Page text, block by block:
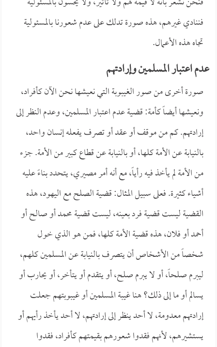
فننادي غيرهم، هذه صورة تدلك على عدم شعورنا بالمسئولية
تجاه هذه الأعمال.
عدم اعتبار المسلمين وإرادتهم
صورة أخرى من صور الغيبوبة التي نعيشها نحن الآن كأفراد،
ونعيشها أيضاً كأمة: قضية عدم اعتبار المسلمين، وعدم النظر إلى
إرادتهم. كم من موقف أو عقد أو تصرف يفعله إنسان واحد،
بالنيابة عن الأمة كلها، أو بالنيابة عن قطاع كبير من الأمة. جزء
من الأمة لم يأخذ فيه رأياً، مع أنه أمر مصيري، يتحدد بناءً عليه
أشياء كثيرة. فعلى سبيل المثال: قضية الصلح مع اليهود، هذه
القضية ليست قضية فرد بعينه، ليست قضية محمد أو صالح أو
أحمد أو فلان، هذه قضية الأمة كلها، فمن هو الذي خول
شخصاً من الأشخاص أن يتصرف بالنيابة عن المسلمين كلهم،
ليبرم صلحاً، أو لا يبرم صلح، أو يتقدم أو يتأخر، أو يحارب أو
يسالم أو ما إلى ذلك؟ هنا غيبة المسلمين أو غيبوبتهم جعلت
إرادتهم معدومة، لا أحد ينظر إلى إرادتهم، لا أحد يأخذ رأيهم أو
يستشيرهم، لأنهم فقدوا شعورهم بقيمتهم كأفراد، فقدوا